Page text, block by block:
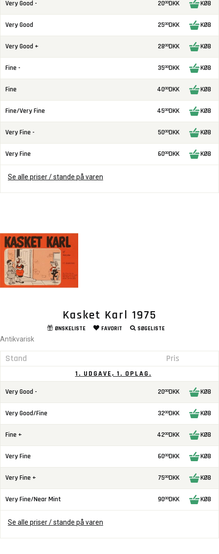
Very Good - 2000DKK KØB
Very Good 2500DKK KØB
Very Good + 2800DKK KØB
Fine - 3500DKK KØB
Fine 4000DKK KØB
Fine/Very Fine 4500DKK KØB
Very Fine - 5000DKK KØB
Very Fine 6000DKK KØB
Se alle priser / stande på varen
Kasket Karl 1975
ØNSKELISTE FAVORIT SØGELISTE
Antikvarisk
Stand Pris
1. UDGAVE, 1. OPLAG.
Very Good - 2000DKK KØB
Very Good/Fine 3200DKK KØB
Fine + 4200DKK KØB
Very Fine 6000DKK KØB
Very Fine + 7500DKK KØB
Very Fine/Near Mint 9000DKK KØB
Se alle priser / stande på varen